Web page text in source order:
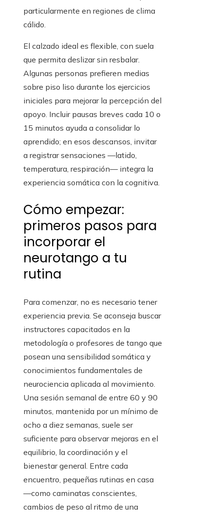
particularmente en regiones de clima
cálido.
El calzado ideal es flexible, con suela
que permita deslizar sin resbalar.
Algunas personas prefieren medias
sobre piso liso durante los ejercicios
iniciales para mejorar la percepción del
apoyo. Incluir pausas breves cada 10 o
15 minutos ayuda a consolidar lo
aprendido; en esos descansos, invitar
a registrar sensaciones —latido,
temperatura, respiración— integra la
experiencia somática con la cognitiva.
Cómo empezar:
primeros pasos para
incorporar el
neurotango a tu
rutina
Para comenzar, no es necesario tener
experiencia previa. Se aconseja buscar
instructores capacitados en la
metodología o profesores de tango que
posean una sensibilidad somática y
conocimientos fundamentales de
neurociencia aplicada al movimiento.
Una sesión semanal de entre 60 y 90
minutos, mantenida por un mínimo de
ocho a diez semanas, suele ser
suficiente para observar mejoras en el
equilibrio, la coordinación y el
bienestar general. Entre cada
encuentro, pequeñas rutinas en casa
—como caminatas conscientes,
cambios de peso al ritmo de una